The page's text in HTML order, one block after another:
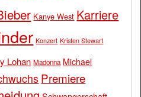
Kanye West Karriere
Konzert Kristen Stewart
Lohan Madonna Michael
Premiere